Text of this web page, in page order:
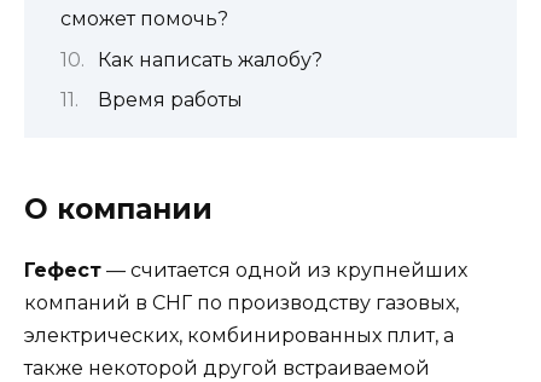
сможет помочь?
Как написать жалобу?
Время работы
О компании
Гефест — считается одной из крупнейших
компаний в СНГ по производству газовых,
электрических, комбинированных плит, а
также некоторой другой встраиваемой